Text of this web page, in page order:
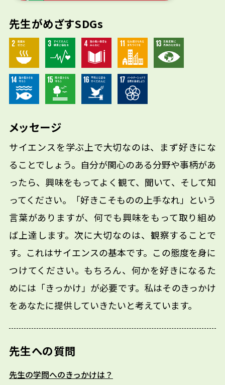
先生がめざすSDGs
メッセージ
サイエンスを学ぶ上で大切なのは、まず好きにな
ることでしょう。自分が関心のある分野や事柄があ
ったら、興味をもってよく観て、聞いて、そして知
ってください。「好きこそものの上手なれ」という
言葉がありますが、何でも興味をもって取り組め
ば上達します。次に大切なのは、観察することで
す。これはサイエンスの基本です。この態度を身に
つけてください。もちろん、何かを好きになるた
めには「きっかけ」が必要です。私はそのきっかけ
をあなたに提供していきたいと考えています。
先生への質問
先生の学問へのきっかけは？